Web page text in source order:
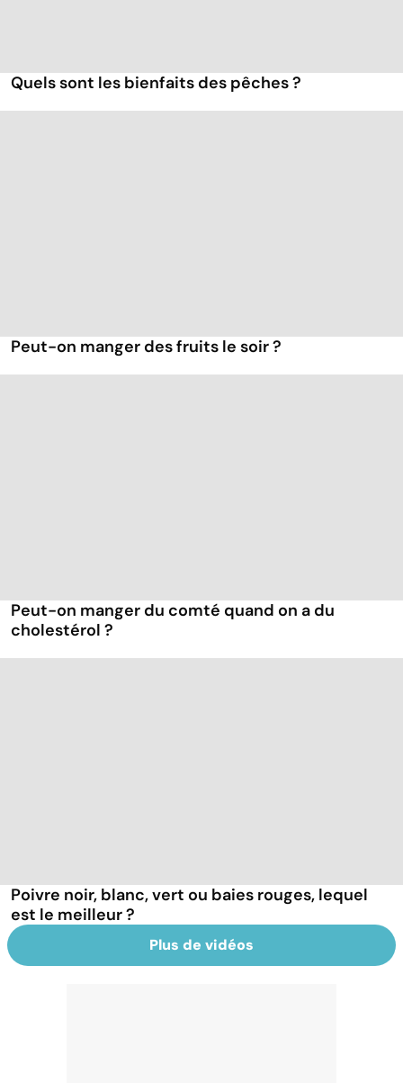
Quels sont les bienfaits des pêches ?
Peut-on manger des fruits le soir ?
Peut-on manger du comté quand on a du
cholestérol ?
Poivre noir, blanc, vert ou baies rouges, lequel
est le meilleur ?
Plus de vidéos